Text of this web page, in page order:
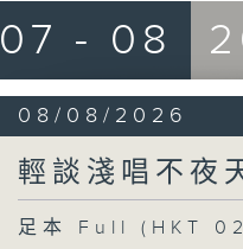
07 - 08
08/08/2026
輕談淺唱不夜
足本 Full (HKT